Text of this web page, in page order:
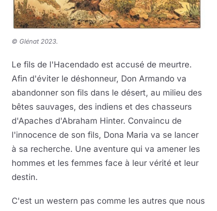
© Glénat 2023.
Le fils de l'Hacendado est accusé de meurtre.
Afin d'éviter le déshonneur, Don Armando va
abandonner son fils dans le désert, au milieu des
bêtes sauvages, des indiens et des chasseurs
d'Apaches d'Abraham Hinter. Convaincu de
l'innocence de son fils, Dona Maria va se lancer
à sa recherche. Une aventure qui va amener les
hommes et les femmes face à leur vérité et leur
destin.
C'est un western pas comme les autres que nous